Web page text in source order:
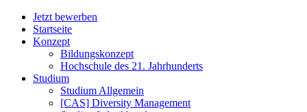
Jetzt bewerben
Startseite
Konzept
Bildungskonzept
Hochschule des 21. Jahrhunderts
Studium
Studium Allgemein
[CAS] Diversity Management